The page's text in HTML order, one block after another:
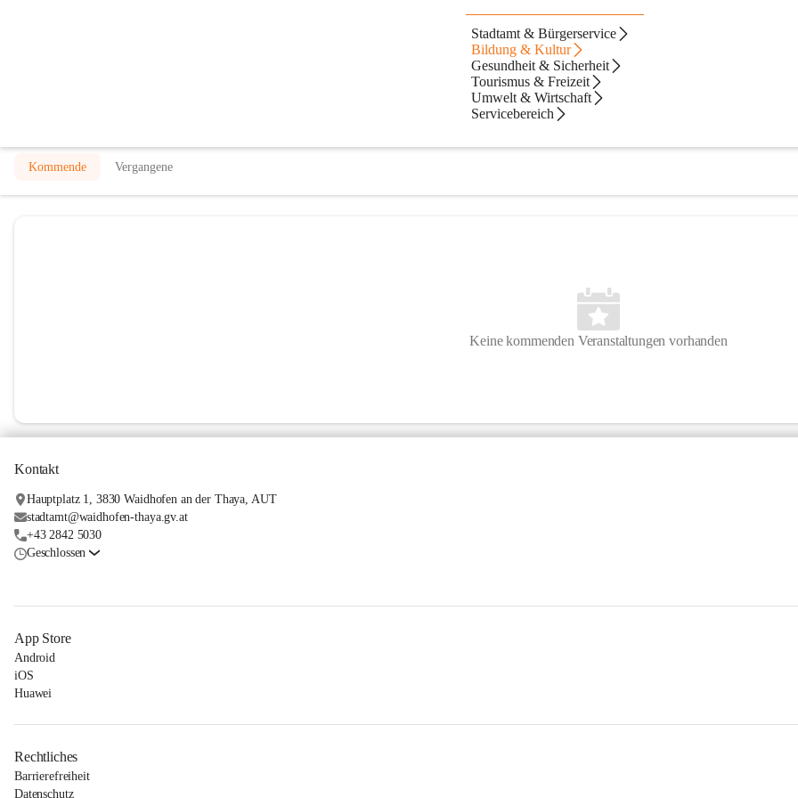
Stadtamt & Bürgerservice
Bildung & Kultur
Gesundheit & Sicherheit
Tourismus & Freizeit
Umwelt & Wirtschaft
Servicebereich
Albert Reiter Musikschule der Stadtgemeinde Waidhofen an der Thaya
Kommende Vergangene
Keine kommenden Veranstaltungen vorhanden
Kontakt
Hauptplatz 1, 3830 Waidhofen an der Thaya, AUT
stadtamt@waidhofen-thaya.gv.at
+43 2842 5030
Geschlossen
App Store
Android
iOS
Huawei
Rechtliches
Barrierefreiheit
Datenschutz